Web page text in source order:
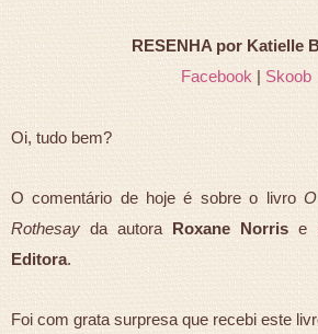
RESENHA por Katielle
Facebook| Skoob
Oi, tudo bem?
O comentário de hoje é sobre o livro
Rothesayda autoraRoxane Norrise
Editora.
Foi com grata surpresa que recebi este